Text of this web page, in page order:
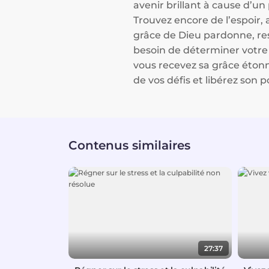
avenir brillant à cause
Trouvez encore de
grâce de Dieu pardonne,
besoin de déterminer
vous recevez sa grâce
de vos défis et libérez son
Contenus similaires
27:37